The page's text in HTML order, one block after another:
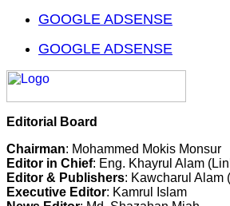
GOOGLE ADSENSE
GOOGLE ADSENSE
Editorial Board
Chairman: Mohammed Mokis Monsur
Editor in Chief: Eng. Khayrul Alam
Editor & Publishers: Kawcharul Alam
Executive Editor: Kamrul Islam